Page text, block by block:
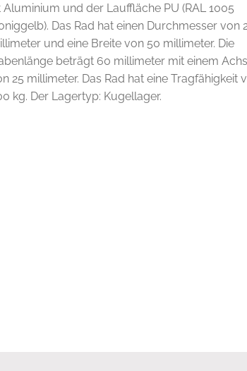
Aluminium und der Lauffläche PU (RAL 1005
Das Rad hat einen Durchmesser von
und eine Breite von 50 millimeter. Die
beträgt 60 millimeter mit einem
25 millimeter. Das Rad hat eine Tragfähigkeit
kg. Der Lagertyp: Kugellager.